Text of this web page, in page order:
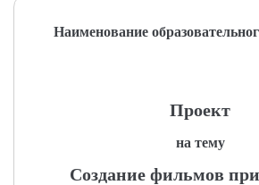
Наименование
Проект
на тему
Создание фильмов